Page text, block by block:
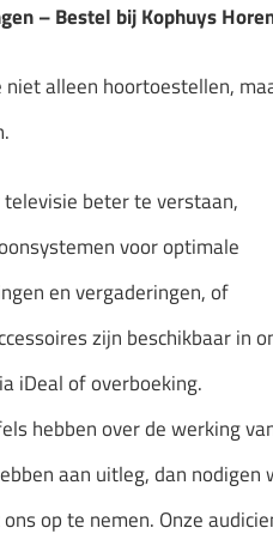
– Bestel bij Kophuys
niet alleen hoortoestellen,
beter te verstaan,
voor optimale
en vergaderingen, of
zijn beschikbaar in
iDeal of overboeking.
hebben over de werking
aan uitleg, dan nodigen
op te nemen. Onze